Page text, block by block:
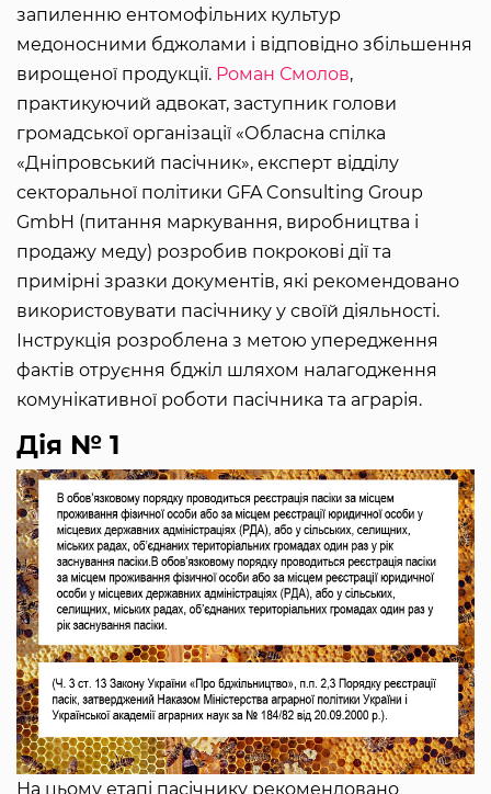
запиленню ентомофільних культур
медоносними бджолами і відповідно збільшення
вирощеної продукції. Роман Смолов,
практикуючий адвокат, заступник голови
громадської організації «Обласна спілка
«Дніпровський пасічник», експерт відділу
секторальної політики GFA Consulting Group
GmbH (питання маркування, виробництва і
продажу меду) розробив покрокові дії та
примірні зразки документів, які рекомендовано
використовувати пасічнику у своїй діяльності.
Інструкція розроблена з метою упередження
фактів отруєння бджіл шляхом налагодження
комунікативної роботи пасічника та аграрія.
Дія № 1
На цьому етапі пасічнику рекомендовано